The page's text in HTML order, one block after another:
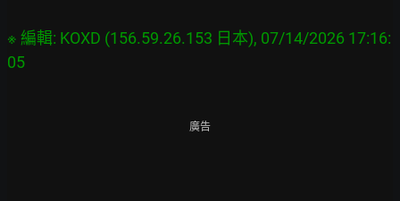
※ 編輯: KOXD (156.59.26.153 日本), 07/14/2026 17:16:
廣告